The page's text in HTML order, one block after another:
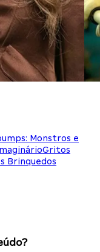
Monstros e
Gritos
Brinquedos